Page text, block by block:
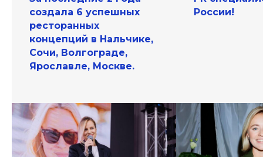
создала 6 успешных
ресторанных
концепций в Нальчике,
Сочи, Волгограде,
Ярославле, Москве.
России!